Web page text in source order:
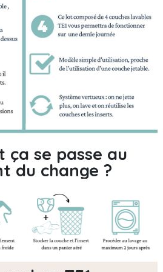
ça se passe au
du change ?